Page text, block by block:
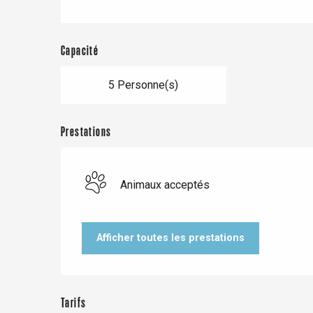
Capacité
5 Personne(s)
Prestations
Animaux acceptés
Afficher toutes les prestations
Tarifs